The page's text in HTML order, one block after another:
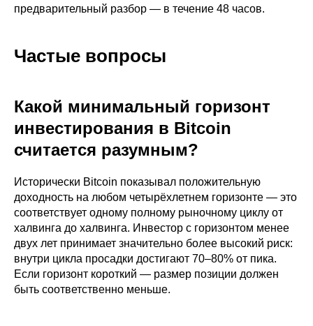
предварительный разбор — в течение 48 часов.
Частые вопросы
Какой минимальный горизонт
инвестирования в Bitcoin
считается разумным?
Исторически Bitcoin показывал положительную
доходность на любом четырёхлетнем горизонте — это
соответствует одному полному рыночному циклу от
халвинга до халвинга. Инвестор с горизонтом менее
двух лет принимает значительно более высокий риск:
внутри цикла просадки достигают 70–80% от пика.
Если горизонт короткий — размер позиции должен
быть соответственно меньше.